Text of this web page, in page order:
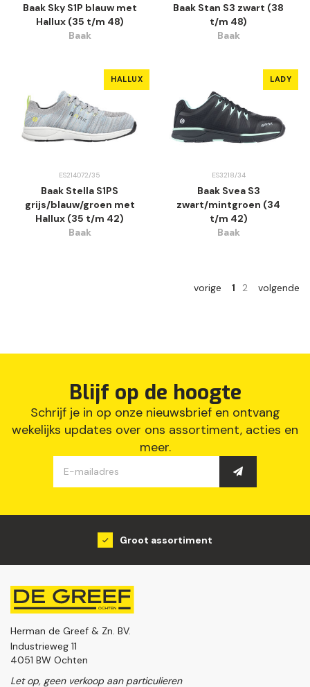
Baak Sky S1P blauw met
Hallux (35 t/m 48)
Baak
Baak Stan S3 zwart (38
t/m 48)
Baak
HALLUX
ES214072/35
Baak Stella S1PS
grijs/blauw/groen met
Hallux (35 t/m 42)
Baak
LADY
ES3218/34
Baak Svea S3
zwart/mintgroen (34
t/m 42)
Baak
vorige 1 2 volgende
Blijf op de hoogte
Schrijf je in op onze nieuwsbrief en ontvang
wekelijks updates over ons assortiment, acties en
meer.
Groot assortiment
Herman de Greef & Zn. BV.
Industrieweg 11
4051 BW Ochten
Let op, geen verkoop aan particulieren